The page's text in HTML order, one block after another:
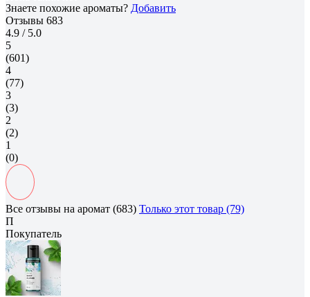
Знаете похожие ароматы? Добавить
Отзывы 683
4.9 / 5.0
5
(601)
4
(77)
3
(3)
2
(2)
1
(0)
Все отзывы на аромат (683) Только этот товар (79)
П
Покупатель